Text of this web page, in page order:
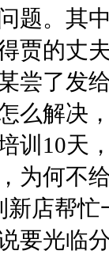
题。其
贾的丈
尝了发
么解决
训10天
为何不
新店帮
要光临